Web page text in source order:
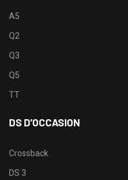
A5
Q2
Q3
Q5
TT
DS D’OCCASION
Crossback
DS 3